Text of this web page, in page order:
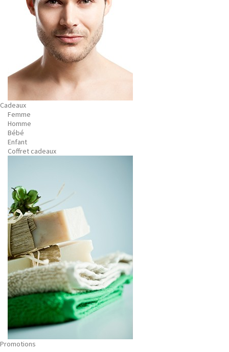
Cadeaux
Femme
Homme
Bébé
Enfant
Coffret cadeaux
Promotions